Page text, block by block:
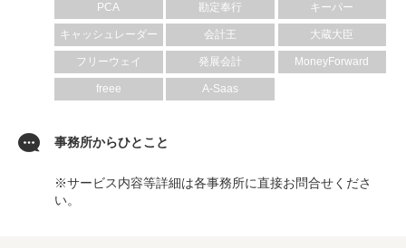
PCA 勘定奉行 キーパー
キャッシュレーダー 会計王 大蔵大臣
フリーウェイ 発展会計 MoneyForward
freee A-Saas
事務所からひとこと
※サービス内容等詳細は各事務所に直接お問合せくださ
い。